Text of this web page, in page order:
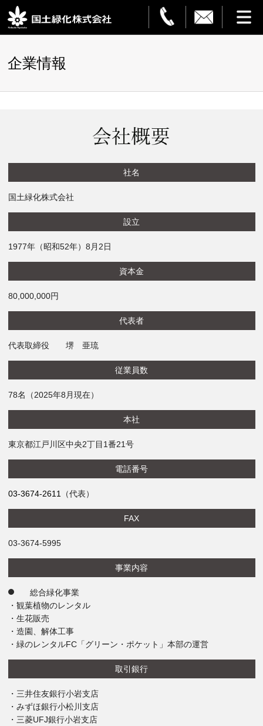
設置事例
採用情報
お知らせ
コラム
個人情報保護方針
企業情報
社名
国土緑化株式会社
設立
1977年（昭和52年）8月2日
資本金
80,000,000円
代表者
代表取締役 堺 亜琉
従業員数
78名（2025年8月現在）
本社
東京都江戸川区中央2丁目1番21号
電話番号
03-3674-2611 （代表）
FAX
03-3674-5995
事業内容
総合緑化事業
・観葉植物のレンタル
・生花販売
・造園、解体工事
・緑のレンタルFC「グリーン・ポケット」本部の運営
取引銀行
・三井住友銀行小岩支店
・みずほ銀行小松川支店
・三菱UFJ銀行小岩支店